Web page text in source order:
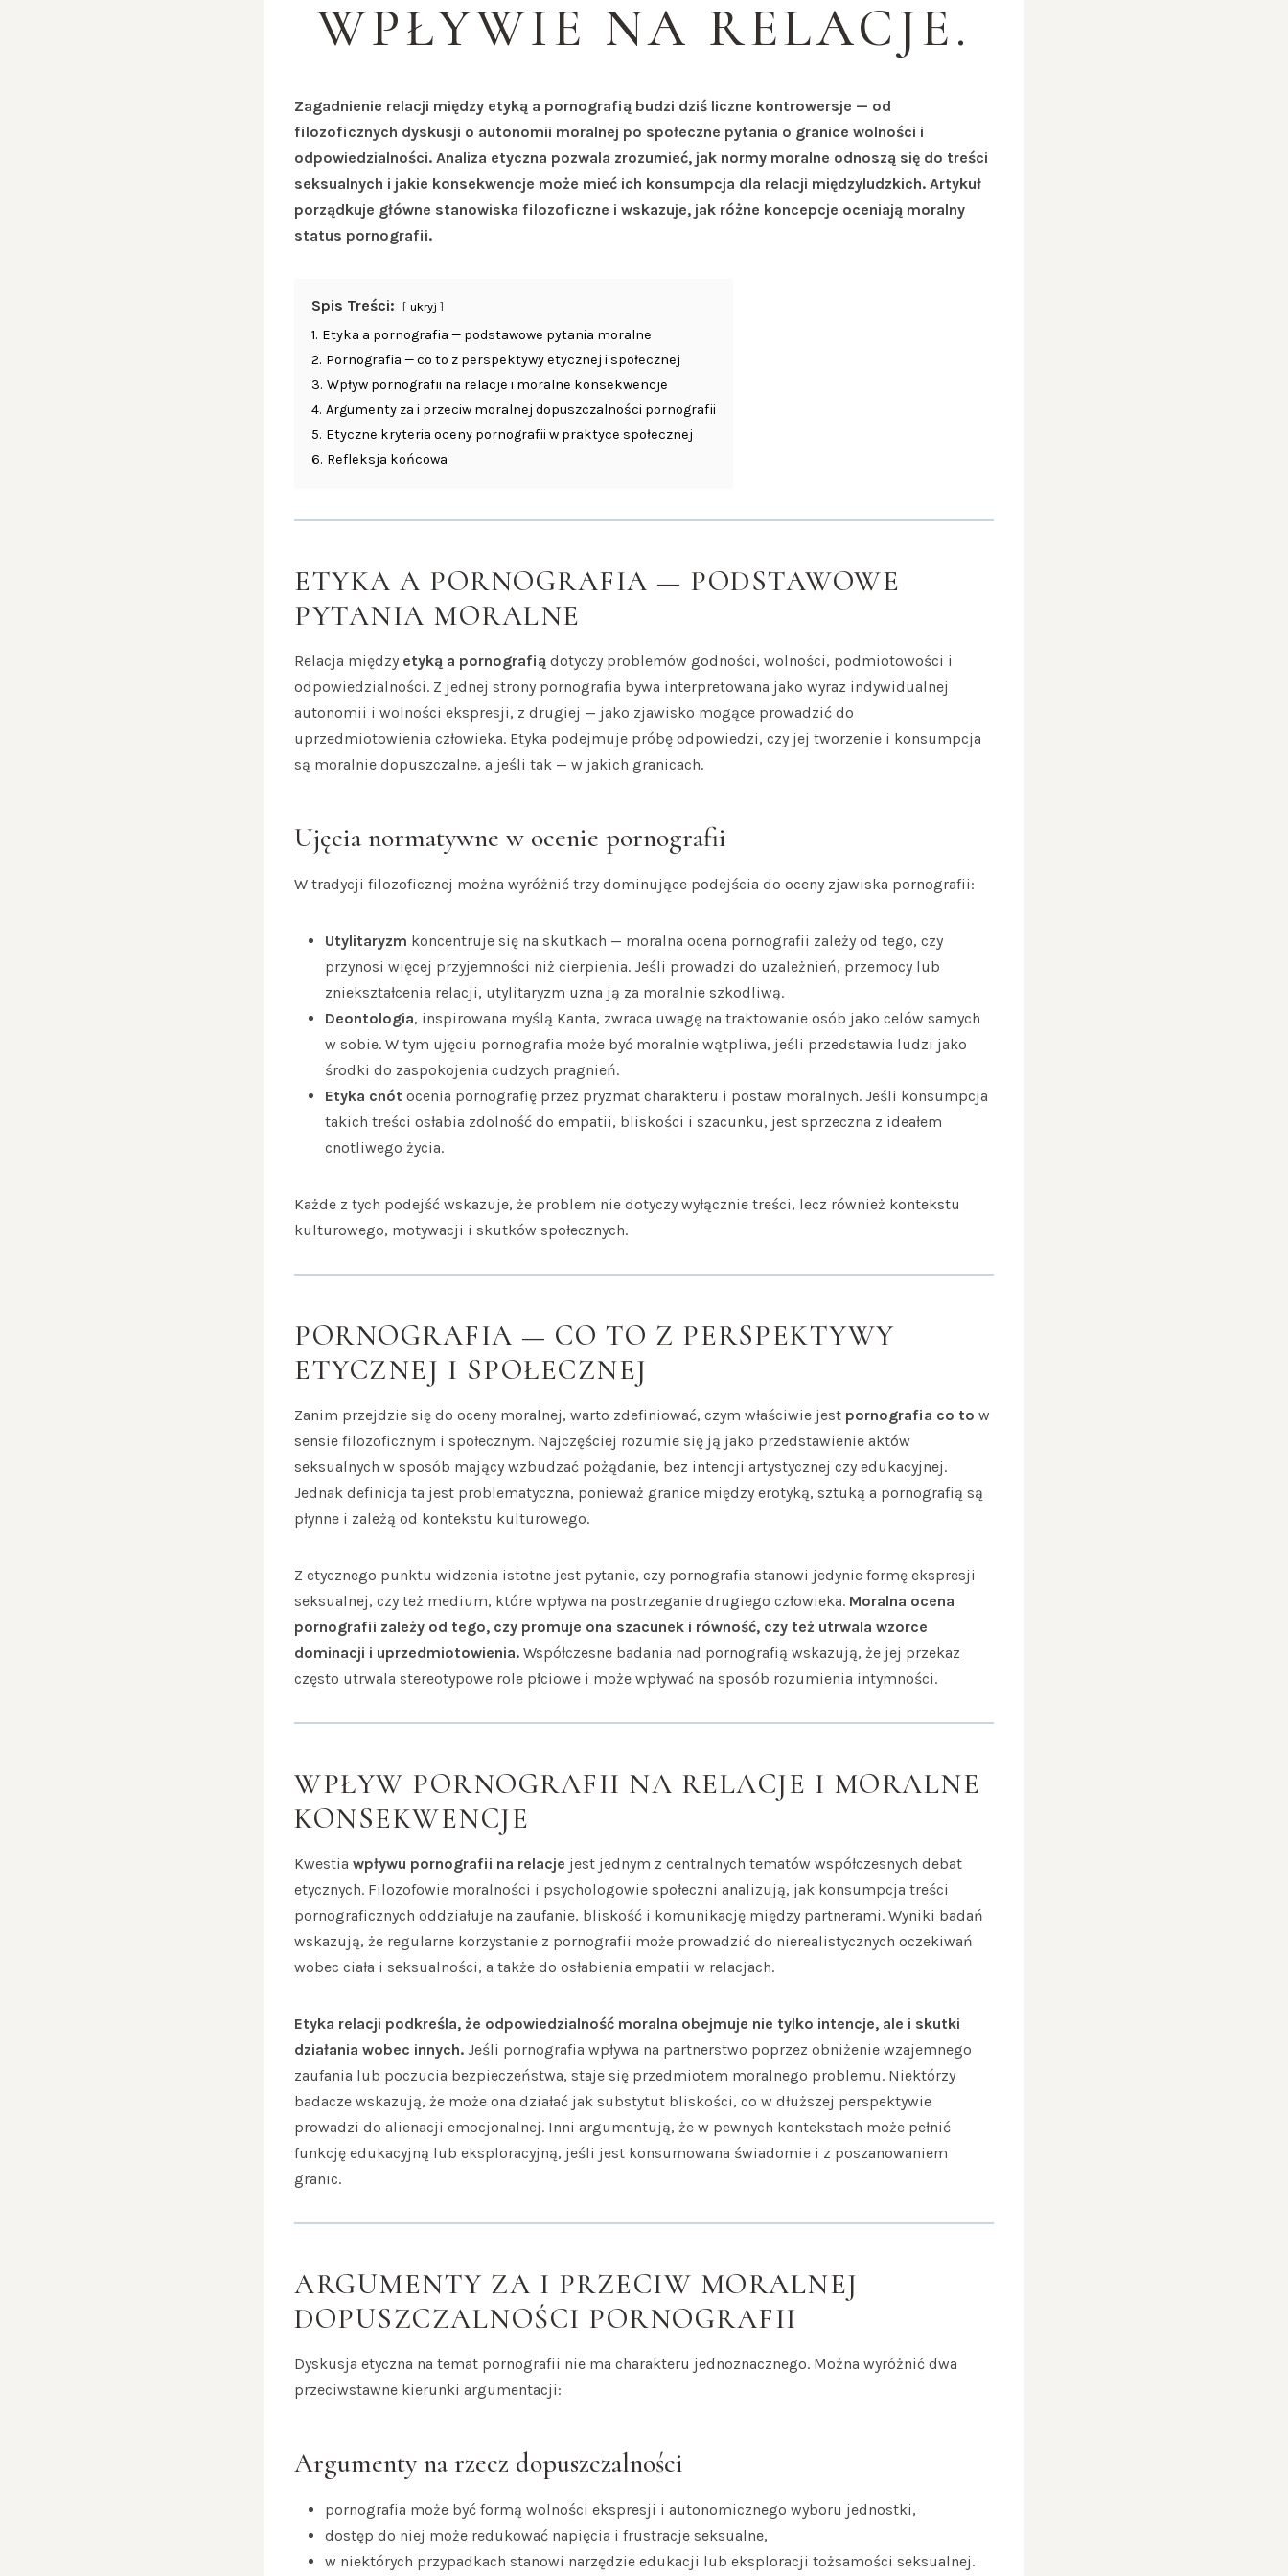
WPŁYWIE NA RELACJE.
Zagadnienie relacji między etyką a pornografią budzi dziś liczne kontrowersje — od
filozoficznych dyskusji o autonomii moralnej po społeczne pytania o granice wolności i
odpowiedzialności. Analiza etyczna pozwala zrozumieć, jak normy moralne odnoszą się do treści
seksualnych i jakie konsekwencje może mieć ich konsumpcja dla relacji międzyludzkich. Artykuł
porządkuje główne stanowiska filozoficzne i wskazuje, jak różne koncepcje oceniają moralny
status pornografii.
Spis Treści: ukryj
1. Etyka a pornografia — podstawowe pytania moralne
2. Pornografia — co to z perspektywy etycznej i społecznej
3. Wpływ pornografii na relacje i moralne konsekwencje
4. Argumenty za i przeciw moralnej dopuszczalności pornografii
5. Etyczne kryteria oceny pornografii w praktyce społecznej
6. Refleksja końcowa
ETYKA A PORNOGRAFIA — PODSTAWOWE
PYTANIA MORALNE
Relacja między etyką a pornografią dotyczy problemów godności, wolności, podmiotowości i
odpowiedzialności. Z jednej strony pornografia bywa interpretowana jako wyraz indywidualnej
autonomii i wolności ekspresji, z drugiej — jako zjawisko mogące prowadzić do
uprzedmiotowienia człowieka. Etyka podejmuje próbę odpowiedzi, czy jej tworzenie i konsumpcja
są moralnie dopuszczalne, a jeśli tak — w jakich granicach.
Ujęcia normatywne w ocenie pornografii
W tradycji filozoficznej można wyróżnić trzy dominujące podejścia do oceny zjawiska pornografii:
Utylitaryzm koncentruje się na skutkach — moralna ocena pornografii zależy od tego, czy
przynosi więcej przyjemności niż cierpienia. Jeśli prowadzi do uzależnień, przemocy lub
zniekształcenia relacji, utylitaryzm uzna ją za moralnie szkodliwą.
Deontologia, inspirowana myślą Kanta, zwraca uwagę na traktowanie osób jako celów samych
w sobie. W tym ujęciu pornografia może być moralnie wątpliwa, jeśli przedstawia ludzi jako
środki do zaspokojenia cudzych pragnień.
Etyka cnót ocenia pornografię przez pryzmat charakteru i postaw moralnych. Jeśli konsumpcja
takich treści osłabia zdolność do empatii, bliskości i szacunku, jest sprzeczna z ideałem
cnotliwego życia.
Każde z tych podejść wskazuje, że problem nie dotyczy wyłącznie treści, lecz również kontekstu
kulturowego, motywacji i skutków społecznych.
PORNOGRAFIA — CO TO Z PERSPEKTYWY
ETYCZNEJ I SPOŁECZNEJ
Zanim przejdzie się do oceny moralnej, warto zdefiniować, czym właściwie jest pornografia co to w
sensie filozoficznym i społecznym. Najczęściej rozumie się ją jako przedstawienie aktów
seksualnych w sposób mający wzbudzać pożądanie, bez intencji artystycznej czy edukacyjnej.
Jednak definicja ta jest problematyczna, ponieważ granice między erotyką, sztuką a pornografią są
płynne i zależą od kontekstu kulturowego.
Z etycznego punktu widzenia istotne jest pytanie, czy pornografia stanowi jedynie formę ekspresji
seksualnej, czy też medium, które wpływa na postrzeganie drugiego człowieka. Moralna ocena
pornografii zależy od tego, czy promuje ona szacunek i równość, czy też utrwala wzorce
dominacji i uprzedmiotowienia. Współczesne badania nad pornografią wskazują, że jej przekaz
często utrwala stereotypowe role płciowe i może wpływać na sposób rozumienia intymności.
WPŁYW PORNOGRAFII NA RELACJE I MORALNE
KONSEKWENCJE
Kwestia wpływu pornografii na relacje jest jednym z centralnych tematów współczesnych debat
etycznych. Filozofowie moralności i psychologowie społeczni analizują, jak konsumpcja treści
pornograficznych oddziałuje na zaufanie, bliskość i komunikację między partnerami. Wyniki badań
wskazują, że regularne korzystanie z pornografii może prowadzić do nierealistycznych oczekiwań
wobec ciała i seksualności, a także do osłabienia empatii w relacjach.
Etyka relacji podkreśla, że odpowiedzialność moralna obejmuje nie tylko intencje, ale i skutki
działania wobec innych. Jeśli pornografia wpływa na partnerstwo poprzez obniżenie wzajemnego
zaufania lub poczucia bezpieczeństwa, staje się przedmiotem moralnego problemu. Niektórzy
badacze wskazują, że może ona działać jak substytut bliskości, co w dłuższej perspektywie
prowadzi do alienacji emocjonalnej. Inni argumentują, że w pewnych kontekstach może pełnić
funkcję edukacyjną lub eksploracyjną, jeśli jest konsumowana świadomie i z poszanowaniem
granic.
ARGUMENTY ZA I PRZECIW MORALNEJ
DOPUSZCZALNOŚCI PORNOGRAFII
Dyskusja etyczna na temat pornografii nie ma charakteru jednoznacznego. Można wyróżnić dwa
przeciwstawne kierunki argumentacji:
Argumenty na rzecz dopuszczalności
pornografia może być formą wolności ekspresji i autonomicznego wyboru jednostki,
dostęp do niej może redukować napięcia i frustracje seksualne,
w niektórych przypadkach stanowi narzędzie edukacji lub eksploracji tożsamości seksualnej.